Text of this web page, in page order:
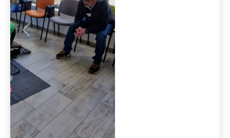
Anterior